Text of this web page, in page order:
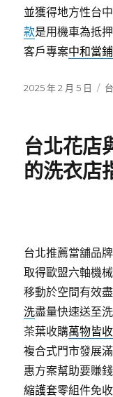
並獲得地方性台
款是用機車為抵
客戶專案中和當鋪
發
2025 年 2 月 5 日
分
台北花店
的洗衣店
台北推薦當舖品
取得歐盟六軸機
移動於空間有效
洗盡量快速送至
茶葉收購萬物皆
複合式門市發展
惠方案幫助要賺
縮護套零組件免